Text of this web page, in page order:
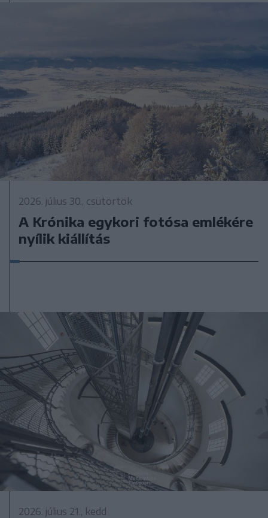
2026. július 30., csütörtök
A Krónika egykori fotósa emlékére
nyílik kiállítás
2026. július 21., kedd